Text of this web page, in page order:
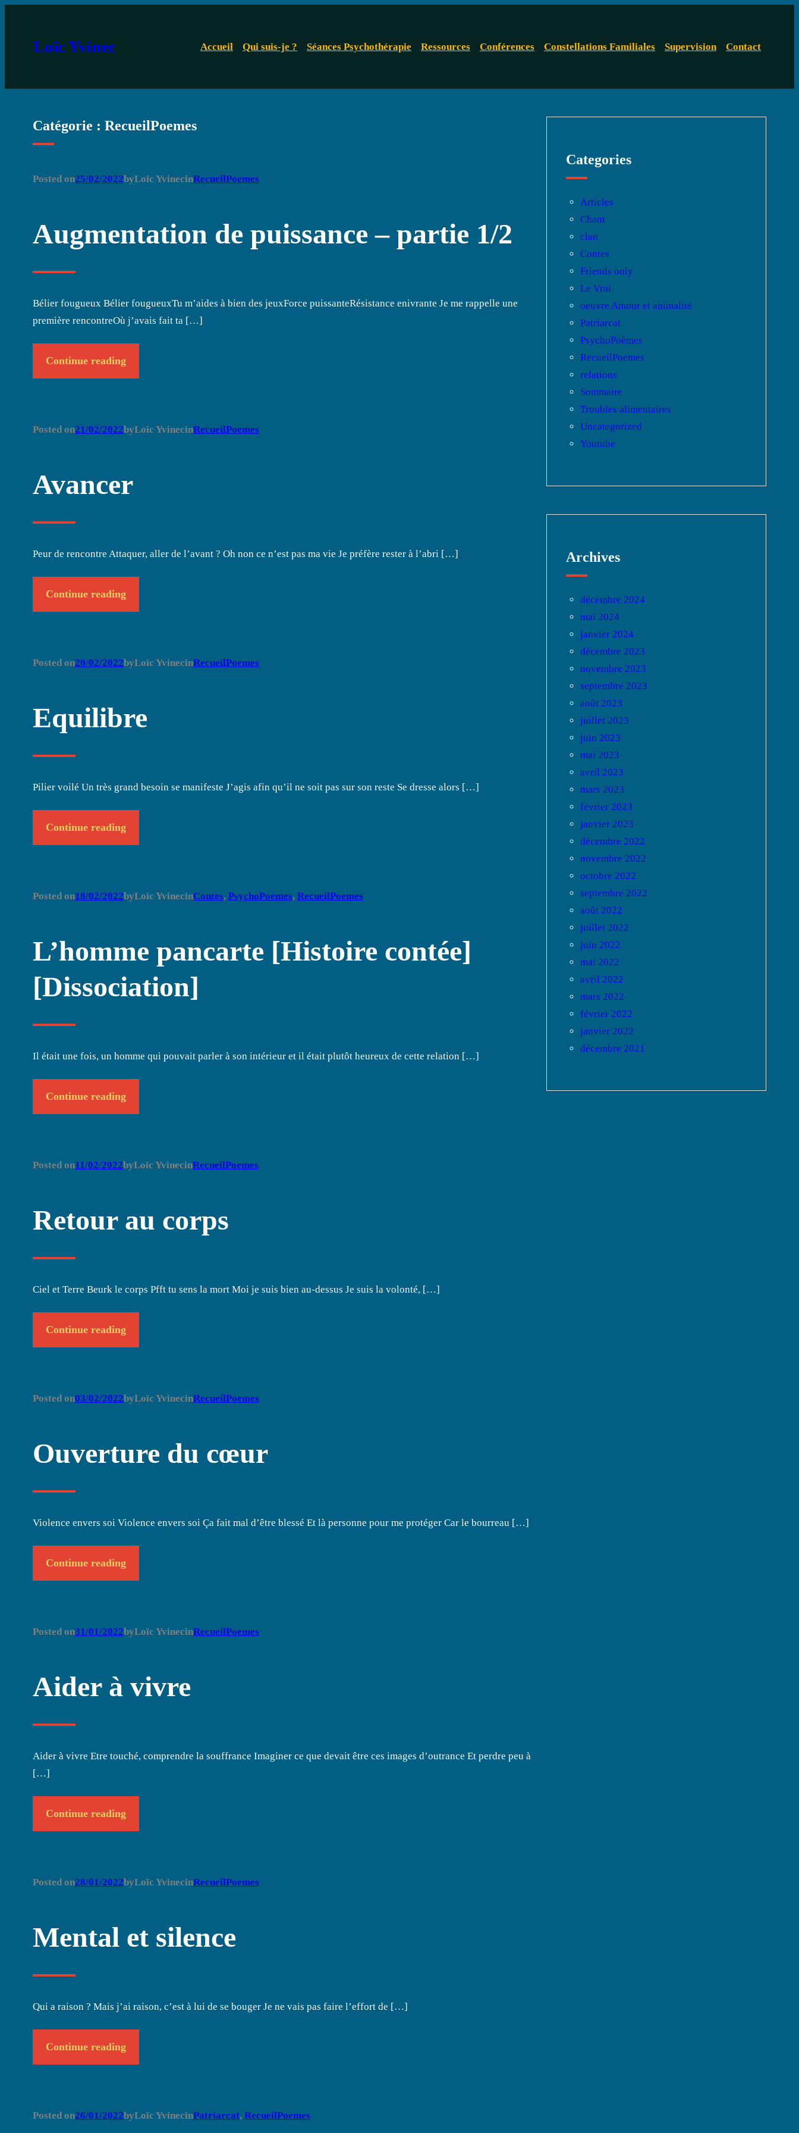
Loïc Yvinec Accueil Qui suis-je ? Séances Psychothérapie Ressources Conférences Constellations Familiales Supervision Contact
Catégorie :RecueilPoemes
Posted on25/02/2022byLoïc YvinecinRecueilPoemes
Augmentation de puissance – partie 1/2
Bélier fougueux Bélier fougueuxTu m’aides à bien des jeuxForce puissanteRésistance enivrante Je me rappelle une
première rencontreOù j’avais fait ta […]
Continue reading
Posted on21/02/2022byLoïc YvinecinRecueilPoemes
Avancer
Peur de rencontre Attaquer, aller de l’avant ? Oh non ce n’est pas ma vie Je préfère rester à l’abri […]
Continue reading
Posted on20/02/2022byLoïc YvinecinRecueilPoemes
Equilibre
Pilier voilé Un très grand besoin se manifeste J’agis afin qu’il ne soit pas sur son reste Se dresse alors […]
Continue reading
Posted on18/02/2022byLoïc YvinecinContes, PsychoPoèmes, RecueilPoemes
L’homme pancarte [Histoire contée]
[Dissociation]
Il était une fois, un homme qui pouvait parler à son intérieur et il était plutôt heureux de cette relation […]
Continue reading
Posted on11/02/2022byLoïc YvinecinRecueilPoemes
Retour au corps
Ciel et Terre Beurk le corps Pfft tu sens la mort Moi je suis bien au-dessus Je suis la volonté, […]
Continue reading
Posted on03/02/2022byLoïc YvinecinRecueilPoemes
Ouverture du cœur
Violence envers soi Violence envers soi Ça fait mal d’être blessé Et là personne pour me protéger Car le bourreau […]
Continue reading
Posted on31/01/2022byLoïc YvinecinRecueilPoemes
Aider à vivre
Aider à vivre Etre touché, comprendre la souffrance Imaginer ce que devait être ces images d’outrance Et perdre peu à
[…]
Continue reading
Posted on28/01/2022byLoïc YvinecinRecueilPoemes
Mental et silence
Qui a raison ? Mais j’ai raison, c’est à lui de se bouger Je ne vais pas faire l’effort de […]
Continue reading
Posted on26/01/2022byLoïc YvinecinPatriarcat, RecueilPoemes
Categories
Articles
Chant
clan
Contes
Friends only
Le Vrai
oeuvre Amour et animalité
Patriarcat
PsychoPoèmes
RecueilPoemes
relations
Sommaire
Troubles alimentaires
Uncategorized
Youtube
Archives
décembre 2024
mai 2024
janvier 2024
décembre 2023
novembre 2023
septembre 2023
août 2023
juillet 2023
juin 2023
mai 2023
avril 2023
mars 2023
février 2023
janvier 2023
décembre 2022
novembre 2022
octobre 2022
septembre 2022
août 2022
juillet 2022
juin 2022
mai 2022
avril 2022
mars 2022
février 2022
janvier 2022
décembre 2021